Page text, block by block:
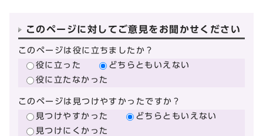
このページに対してご意見をお聞かせください
このページは役に立ちましたか？
役に立った
どちらともいえない
役に立たなかった
このページは見つけやすかったですか？
見つけやすかった
どちらともいえない
見つけにくかった